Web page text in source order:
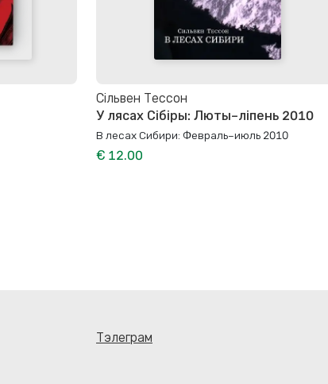
Сільвен Тессон
У лясах Сібіры: Люты–ліпень 2010
В лесах Сибири: Февраль–июль 2010
€ 12.00
Тэлеграм